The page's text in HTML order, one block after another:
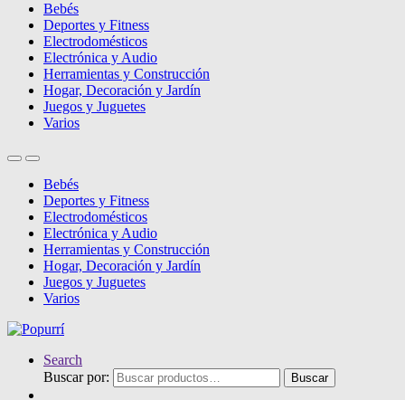
Bebés
Deportes y Fitness
Electrodomésticos
Electrónica y Audio
Herramientas y Construcción
Hogar, Decoración y Jardín
Juegos y Juguetes
Varios
Bebés
Deportes y Fitness
Electrodomésticos
Electrónica y Audio
Herramientas y Construcción
Hogar, Decoración y Jardín
Juegos y Juguetes
Varios
Search
Buscar por:
Buscar